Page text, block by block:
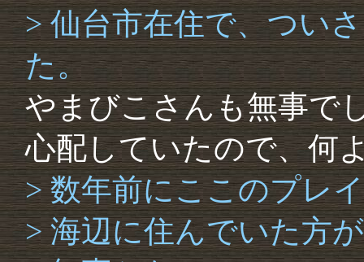
> 仙台市在住で、つい
た。
やまびこさんも無事で
心配していたので、何
> 数年前にここのプレ
> 海辺に住んでいた方